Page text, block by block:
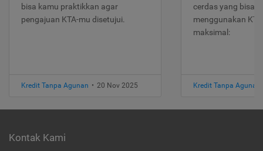
bisa kamu praktikkan agar
pengajuan KTA-mu disetujui.
Kredit Tanpa Agunan • 20 Nov 2025
cerdas yang bisa
menggunakan
maksimal:
Kredit Tanpa Agunan
Kontak Kami